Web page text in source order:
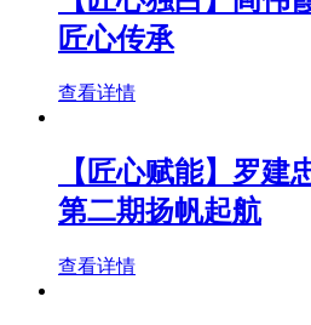
匠心传承
查看详情
【匠心赋能】罗建
第二期扬帆起航
查看详情